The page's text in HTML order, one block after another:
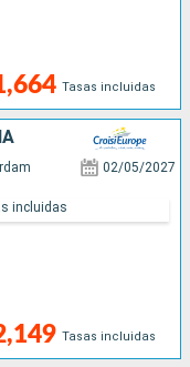
Tasas incluidas
02/05/2027
Tasas incluidas
incluidas